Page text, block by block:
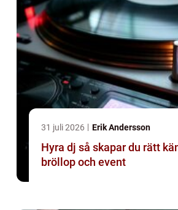
31 juli 2026 Erik Andersson
Hyra dj så skapar du rätt känsla på fest,
bröllop och event